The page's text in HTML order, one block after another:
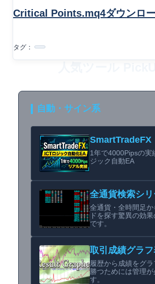
Critical Points.mq4ダウンロ
タグ：
自動・サイン系
SmartTradeFX
1年で4000Pipsの実
ジック自動EA
全通貨検索シ
全通貨・全時間足か
ドを探す驚異の効
です。
取引成績グラ
履歴から成績をグラ
勝つためには管理
す。